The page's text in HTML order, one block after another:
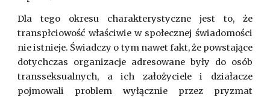
Dla tego okresu charakterystyczne jest to, że
transpłciowość właściwie w społecznej świadomości
nie istnieje. Świadczy o tym nawet fakt, że powstające
dotychczas organizacje adresowane były do osób
transseksualnych, a ich założyciele i działacze
pojmowali problem wyłącznie przez pryzmat